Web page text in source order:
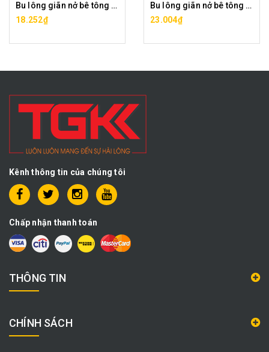
Bu lông giãn nở bê tông (Nở đinh) (C-1270 )
18.252₫
Bu lông giãn nở bê tông (Nở đinh) (C-1280 )
23.004₫
Kênh thông tin của chúng tôi
Chấp nhận thanh toán
THÔNG TIN
CHÍNH SÁCH